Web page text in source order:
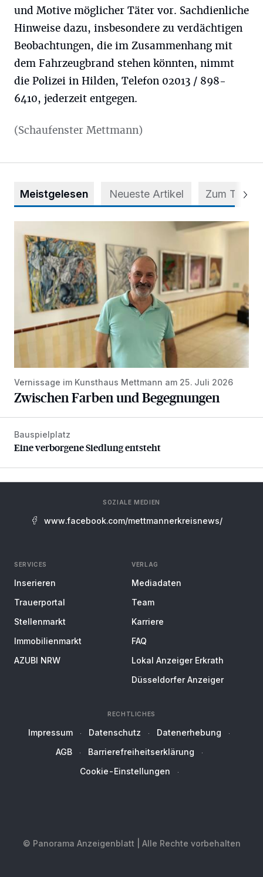
und Motive möglicher Täter vor. Sachdienliche
Hinweise dazu, insbesondere zu verdächtigen
Beobachtungen, die im Zusammenhang mit
dem Fahrzeugbrand stehen könnten, nimmt
die Polizei in Hilden, Telefon 02013 / 898-
6410, jederzeit entgegen.
(Schaufenster Mettmann)
Meistgelesen Neueste Artikel Zum Thema
Vernissage im Kunsthaus Mettmann am 25. Juli 2026
Zwischen Farben und Begegnungen
Eine verborgene Siedlung entsteht
Bauspielplatz
Eine verborgene Siedlung entsteht
SOZIALE MEDIEN
www.facebook.com/mettmannerkreisnews/
SERVICES
Inserieren
Trauerportal
Stellenmarkt
Immobilienmarkt
AZUBI NRW
VERLAG
Mediadaten
Team
Karriere
FAQ
Lokal Anzeiger Erkrath
Düsseldorfer Anzeiger
RECHTLICHES
Impressum Datenschutz
Datenerhebung
AGB
Barrierefreiheitserklärung
Cookie-Einstellungen
© Panorama Anzeigenblatt | Alle Rechte vorbehalten